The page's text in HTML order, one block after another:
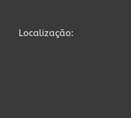
Localização: